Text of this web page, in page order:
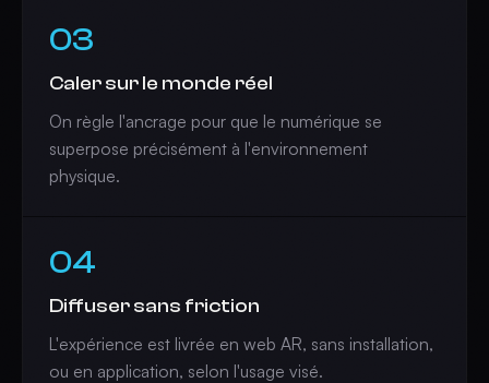
03
Caler sur le monde réel
On règle l'ancrage pour que le numérique se
superpose précisément à l'environnement
physique.
04
Diffuser sans friction
L'expérience est livrée en web AR, sans installation,
ou en application, selon l'usage visé.